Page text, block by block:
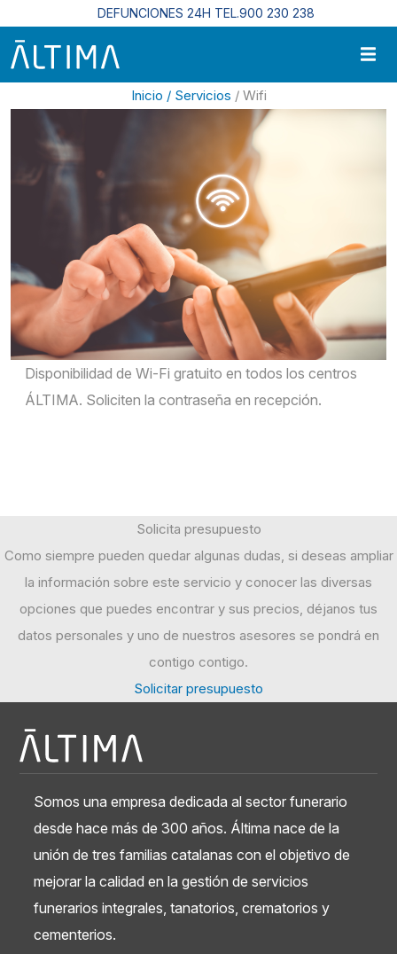
Pasar al contenido principal
DEFUNCIONES 24H TEL.900 230 238
Inicio / Servicios / Wifi
Disponibilidad de Wi-Fi gratuito en todos los centros
ÁLTIMA. Soliciten la contraseña en recepción.
Solicita presupuesto
Como siempre pueden quedar algunas dudas, si deseas ampliar
la información sobre este servicio y conocer las diversas
opciones que puedes encontrar y sus precios, déjanos tus
datos personales y uno de nuestros asesores se pondrá en
contigo contigo.
Solicitar presupuesto
Somos una empresa dedicada al sector funerario
desde hace más de 300 años. Áltima nace de la
unión de tres familias catalanas con el objetivo de
mejorar la calidad en la gestión de servicios
funerarios integrales, tanatorios, crematorios y
cementerios.